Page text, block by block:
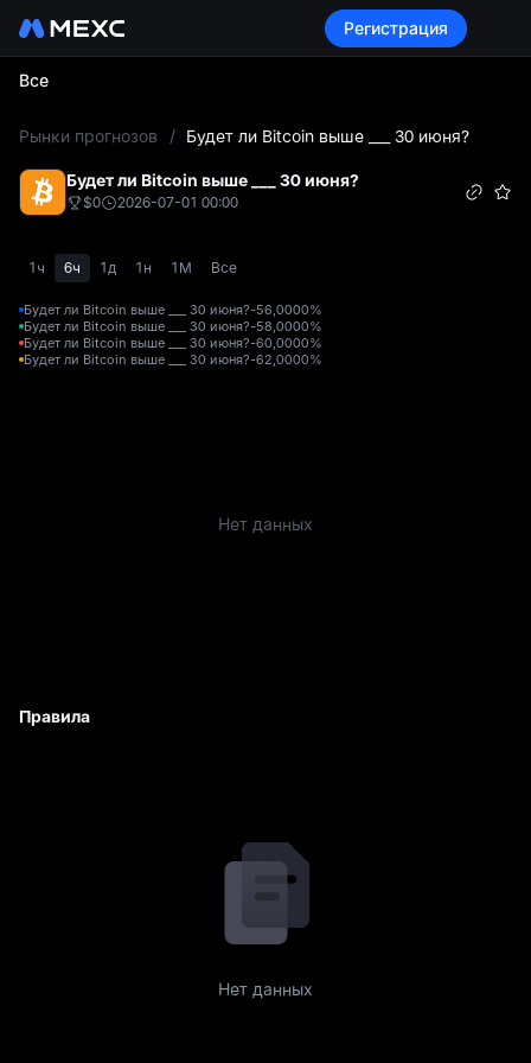
Регистрация
Все
Рынки прогнозов / Будет ли Bitcoin выше ___ 30 июня?
Будет ли Bitcoin выше ___ 30 июня?
$0 2026-07-01 00:00
1ч 6ч 1д 1н 1М Все
Будет ли Bitcoin выше ___ 30 июня?-56,0000%
Будет ли Bitcoin выше ___ 30 июня?-58,0000%
Будет ли Bitcoin выше ___ 30 июня?-60,0000%
Будет ли Bitcoin выше ___ 30 июня?-62,0000%
Нет данных
Правила
Нет данных